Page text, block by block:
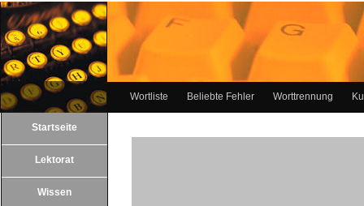
Wortliste Beliebte Fehler Worttrennung
Startseite
Lektorat
Wissen